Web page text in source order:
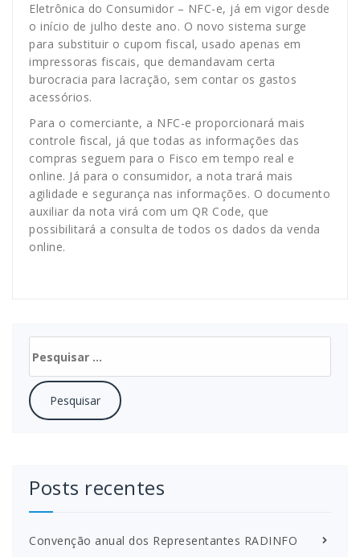
Eletrônica do Consumidor – NFC-e, já em vigor desde
o início de julho deste ano. O novo sistema surge
para substituir o cupom fiscal, usado apenas em
impressoras fiscais, que demandavam certa
burocracia para lacração, sem contar os gastos
acessórios.
Para o comerciante, a NFC-e proporcionará mais
controle fiscal, já que todas as informações das
compras seguem para o Fisco em tempo real e
online. Já para o consumidor, a nota trará mais
agilidade e segurança nas informações. O documento
auxiliar da nota virá com um QR Code, que
possibilitará a consulta de todos os dados da venda
online.
por:
Posts recentes
Convenção anual dos Representantes RADINFO